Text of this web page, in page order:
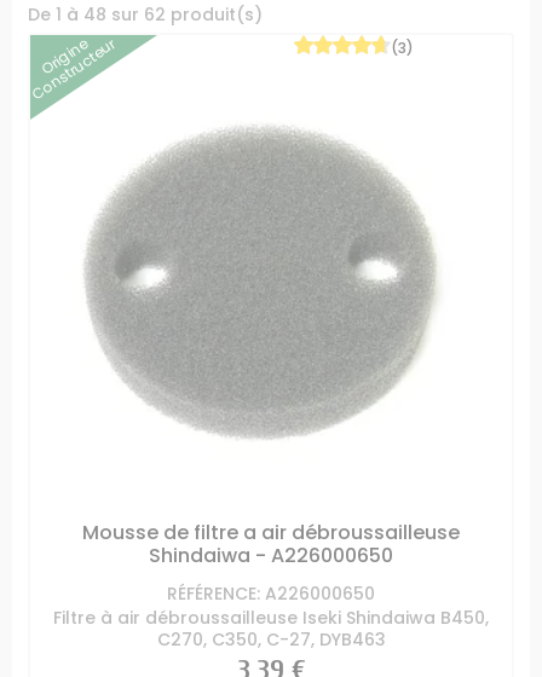
De 1 à 48 sur 62 produit(s)
Origine
Constructeur
Mousse de filtre a air débroussailleuse
Shindaiwa - A226000650
RÉFÉRENCE: A226000650
Filtre à air débroussailleuse Iseki Shindaiwa B450,
C270, C350, C-27, DYB463
(3)
Prix